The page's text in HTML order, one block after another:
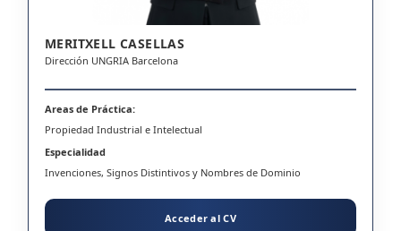
MERITXELL CASELLAS
Dirección UNGRIA Barcelona
Areas de Práctica:
Propiedad Industrial e Intelectual
Especialidad
Invenciones, Signos Distintivos y Nombres de Dominio
Acceder al CV